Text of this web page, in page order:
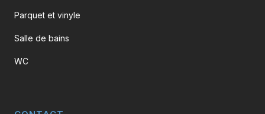
Parquet et vinyle
Salle de bains
WC